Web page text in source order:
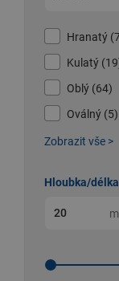
Hranatý
Kulatý
Oblý (64)
Oválný (5)
Zobrazit vše >
Hloubka/délka